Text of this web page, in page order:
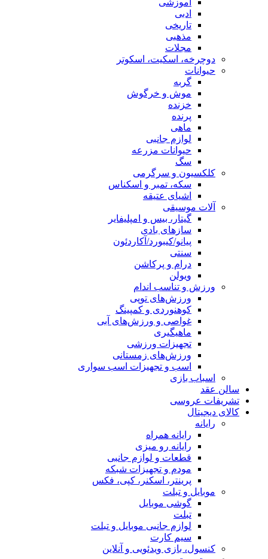
آموزشی
ادبی
تاریخی
مذهبی
مجلات
دوچرخه، اسکیت، اسکوتر
حیوانات
گربه
موش و خرگوش
خزنده
پرنده
ماهی
لوازم جانبی
حیوانات مزرعه
سگ
کلکسیون و سرگرمی
سکه، تمبر و اسکناس
اشیای عتیقه
آلات موسیقی
گیتار، بیس و امپلیفایر
سازهای بادی
پیانو/کیبورد/آکاردئون
سنتی
درام و پرکاشن
ویولن
ورزش و تناسب اندام
ورزش‌های توپی
کوهنوردی و کمپینگ
غواصی و ورزش‌های آبی
ماهیگیری
تجهیزات ورزشی
ورزش‌های زمستانی
اسب و تجهیزات اسب سواری
اسباب‌ بازی
سالن عقد
تشریفات عروسی
کالای دیجیتال
رایانه
رایانه همراه
رایانه رو میزی
قطعات و لوازم جانبی
مودم و تجهیزات شبکه
پرینتر، اسکنر، کپی، فکس
موبایل و تبلت
گوشی موبایل
تبلت
لوازم جانبی موبایل و تبلت
سیم کارت
کنسول، بازی‌ ویدئویی و آنلاین